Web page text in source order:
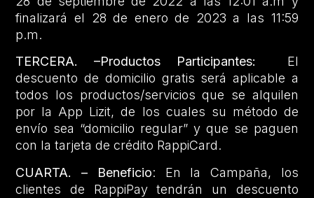
finalizará el 28 de enero de 2023 a las 11:59
p.m.
TERCERA. –Productos Participantes: El
descuento de domicilio gratis será aplicable a
todos los productos/servicios que se alquilen
por la App Lizit, de los cuales su método de
envío sea “domicilio regular” y que se paguen
con la tarjeta de crédito RappiCard.
CUARTA. – Beneficio: En la Campaña, los
clientes de RappiPay tendrán un descuento